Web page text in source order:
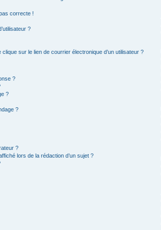
correcte !
?
sur le lien de courrier électronique d’un utilisateur ?
?
?
?
?
lors de la rédaction d’un sujet ?